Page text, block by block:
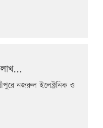
নজরুল ইলেক্ট্রনিক ও